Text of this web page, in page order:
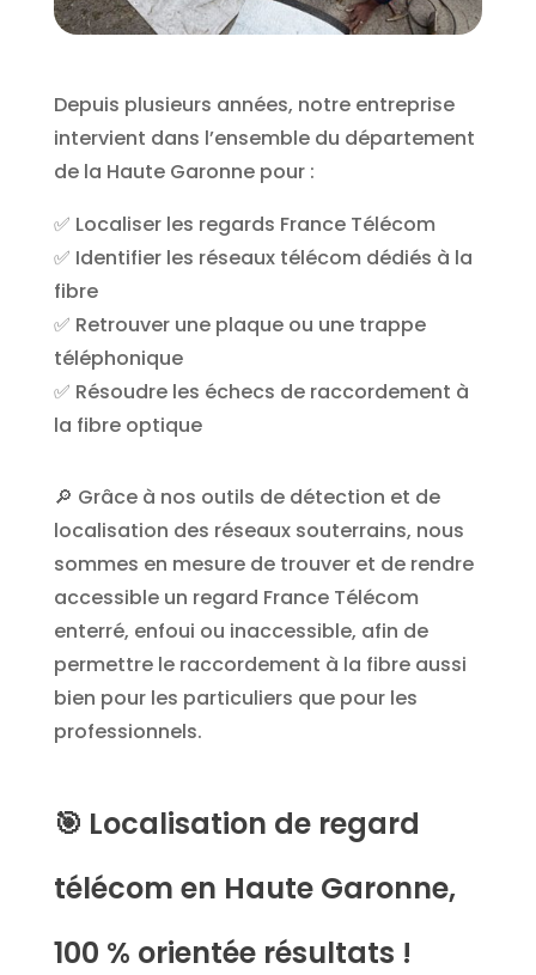
Depuis plusieurs années, notre entreprise
intervient dans l’ensemble du département
de la Haute Garonne pour :
✅ Localiser les regards France Télécom
✅ Identifier les réseaux télécom dédiés à la
fibre
✅ Retrouver une plaque ou une trappe
téléphonique
✅ Résoudre les échecs de raccordement à
la fibre optique
🔎 Grâce à nos outils de détection et de
localisation des réseaux souterrains, nous
sommes en mesure de trouver et de rendre
accessible un regard France Télécom
enterré, enfoui ou inaccessible, afin de
permettre le raccordement à la fibre aussi
bien pour les particuliers que pour les
professionnels.
🎯 Localisation de regard
télécom en Haute Garonne,
100 % orientée résultats !